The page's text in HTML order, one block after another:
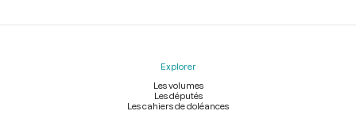
Explorer
Les volumes
Les députés
Les cahiers de doléances